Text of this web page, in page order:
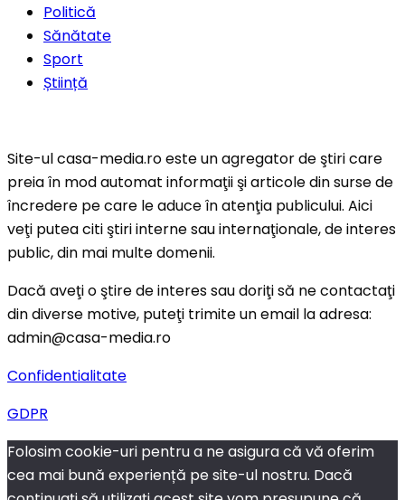
Politică
Sănătate
Sport
Știință
Site-ul casa-media.ro este un agregator de ştiri care
preia în mod automat informaţii şi articole din surse de
încredere pe care le aduce în atenţia publicului. Aici
veţi putea citi ştiri interne sau internaţionale, de interes
public, din mai multe domenii.
Dacă aveţi o ştire de interes sau doriţi să ne contactaţi
din diverse motive, puteţi trimite un email la adresa:
admin@casa-media.ro
Confidentialitate
GDPR
Folosim cookie-uri pentru a ne asigura că vă oferim
cea mai bună experiență pe site-ul nostru. Dacă